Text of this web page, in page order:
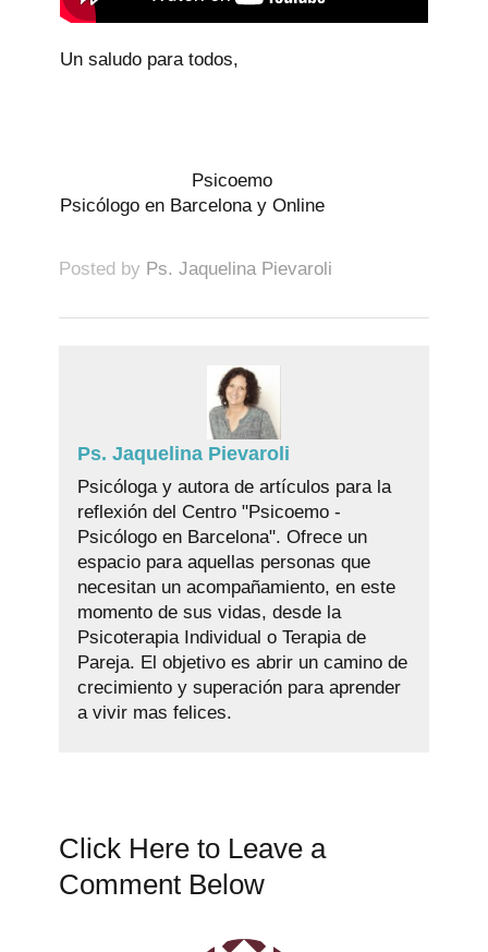
Un saludo para todos,
Psicoemo
Psicólogo en Barcelona y Online
Posted by Ps. Jaquelina Pievaroli
Ps. Jaquelina Pievaroli
Psicóloga y autora de artículos para la
reflexión del Centro "Psicoemo -
Psicólogo en Barcelona". Ofrece un
espacio para aquellas personas que
necesitan un acompañamiento, en este
momento de sus vidas, desde la
Psicoterapia Individual o Terapia de
Pareja. El objetivo es abrir un camino de
crecimiento y superación para aprender
a vivir mas felices.
Click Here to Leave a
Comment Below